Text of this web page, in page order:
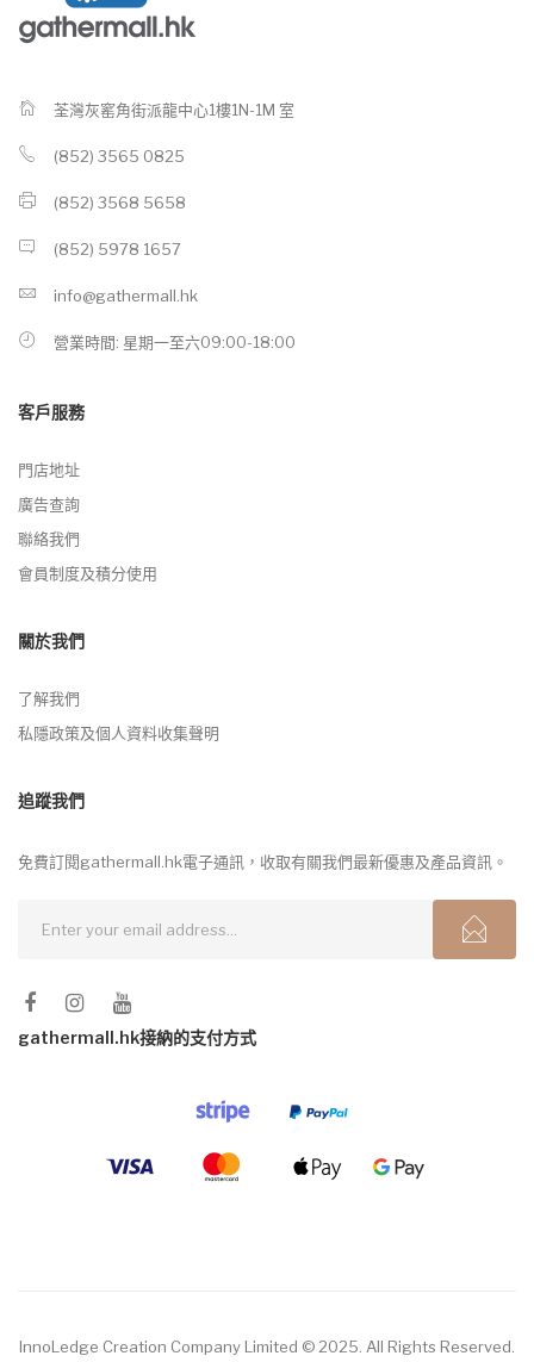
荃灣灰窰角街派龍中心1樓1N-1M 室
(852) 3565 0825
(852) 3568 5658
(852) 5978 1657
info@gathermall.hk
營業時間: 星期一至六09:00-18:00
客戶服務
門店地址
廣告查詢
聯絡我們
會員制度及積分使用
關於我們
了解我們
私隱政策及個人資料收集聲明
追蹤我們
免費訂閱gathermall.hk電子通訊，收取有關我們最新優惠及產品資訊。
gathermall.hk接納的支付方式
InnoLedge Creation Company Limited © 2025. All Rights Reserved.